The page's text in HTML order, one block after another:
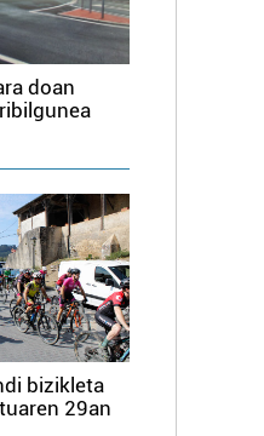
doan
bizikleta
29an